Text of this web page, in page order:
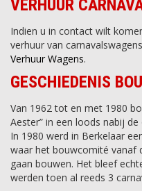
VERHUUR
Indien u in contact wilt
verhuur van
Verhuur Wagens.
GESCHIEDENIS
Van 1962 tot en met 1980
Aester” in een loods nabij
In 1980 werd in Berkelaar
waar het bouwcomité vanaf
gaan bouwen. Het bleef
werden toen al reeds 3